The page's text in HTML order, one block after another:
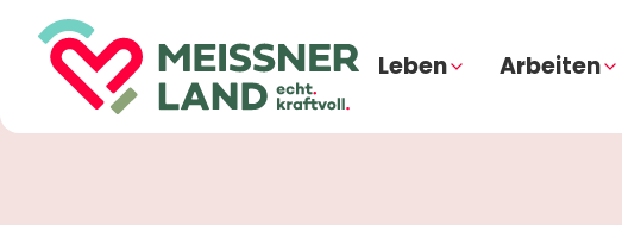
Leben Arbeiten